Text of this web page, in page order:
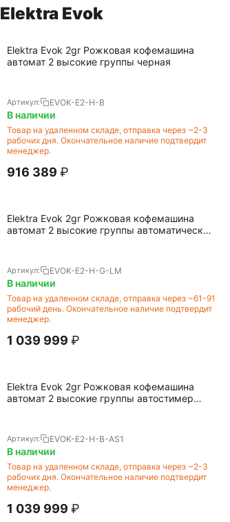
Elektra Evok
Elektra Evok 2gr Рожковая кофемашина
автомат 2 высокие группы черная
Артикул: EVOK-E2-H-B
В наличии
Товар на удаленном складе, отправка через ~2-3
рабочих дня. Окончательное наличие подтвердит
менеджер.
916 389 ₽
Elektra Evok 2gr Рожковая кофемашина
автомат 2 высокие группы автоматический
Артикул: EVOK-E2-H-G-LM
В наличии
Товар на удаленном складе, отправка через ~61-91
рабочий день. Окончательное наличие подтвердит
менеджер.
1 039 999 ₽
Elektra Evok 2gr Рожковая кофемашина
автомат 2 высокие группы автостимер
Артикул: EVOK-E2-H-B-AS1
В наличии
Товар на удаленном складе, отправка через ~2-3
рабочих дня. Окончательное наличие подтвердит
менеджер.
1 039 999 ₽